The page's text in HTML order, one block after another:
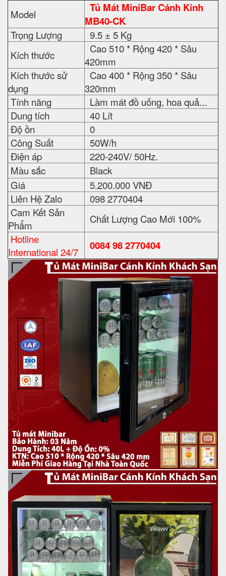
Model
Tủ Mát MiniBar Cánh Kính
MB40-CK
Trọng Lượng
9.5 ± 5 Kg
Kích thước
Cao 510 * Rộng 420 * Sâu
420mm
Kích thước sử
dụng
Cao 400 * Rộng 350 * Sâu
320mm
Tính năng
Làm mát đồ uống, hoa quả...
Dung tích
40 Lít
Độ ồn
0
Công Suất
50W/h
Điện áp
220-240V/ 50Hz.
Màu sắc
Black
Giá
5.200.000 VNĐ
Liên Hệ Zalo
098 2770404
Cam Kết Sản
Phẩm
Chất Lượng Cao Mới 100%
Hotline
International 24/7
0084 98 2770404